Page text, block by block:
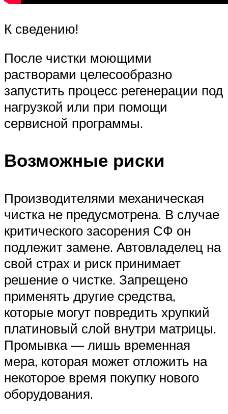
К сведению!
После чистки моющими
растворами целесообразно
запустить процесс регенерации под
нагрузкой или при помощи
сервисной программы.
Возможные риски
Производителями механическая
чистка не предусмотрена. В случае
критического засорения СФ он
подлежит замене. Автовладелец на
свой страх и риск принимает
решение о чистке. Запрещено
применять другие средства,
которые могут повредить хрупкий
платиновый слой внутри матрицы.
Промывка — лишь временная
мера, которая может отложить на
некоторое время покупку нового
оборудования.